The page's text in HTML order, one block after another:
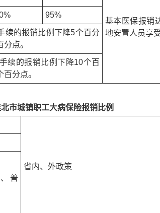
基本医保报销
地安置人员享
95%
续的报销比例下降5个百分
点。
续的报销比例下降10个百
分点。
市城镇职工大病保险报销比例
省内、外政策
普